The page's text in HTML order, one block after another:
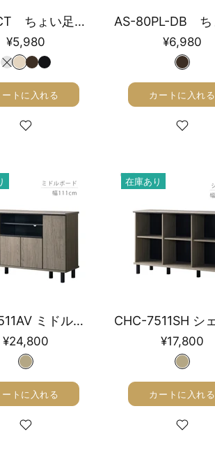
AS-80CT ちょい足しラック 幅79cm
¥5,980
ートに入れる
¥6,980
カートに入れる
CHC-7511AV ミドルボード 幅111㎝
¥24,800
ートに入れる
在庫あり
¥17,800
カートに入れる